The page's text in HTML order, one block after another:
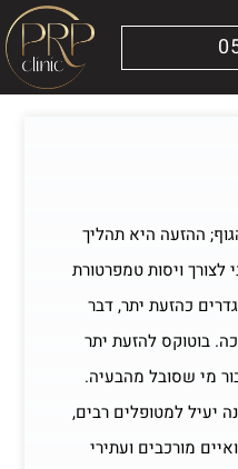
ההזעה היא תהליך
לצורך ויסות טמפרטורת
כהזעת יתר, דבר
בוטוקס להזעת יתר
מי שסובל מהבעיה.
יעיל למטופלים רבים,
מורכבים ועתירי